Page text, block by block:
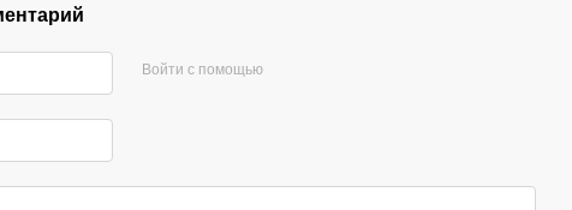
Войти с помощью